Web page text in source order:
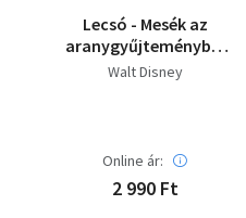
Lecsó - Mesék az
aranygyűjteményből
15.
Walt Disney
Online ár:
2 990 Ft